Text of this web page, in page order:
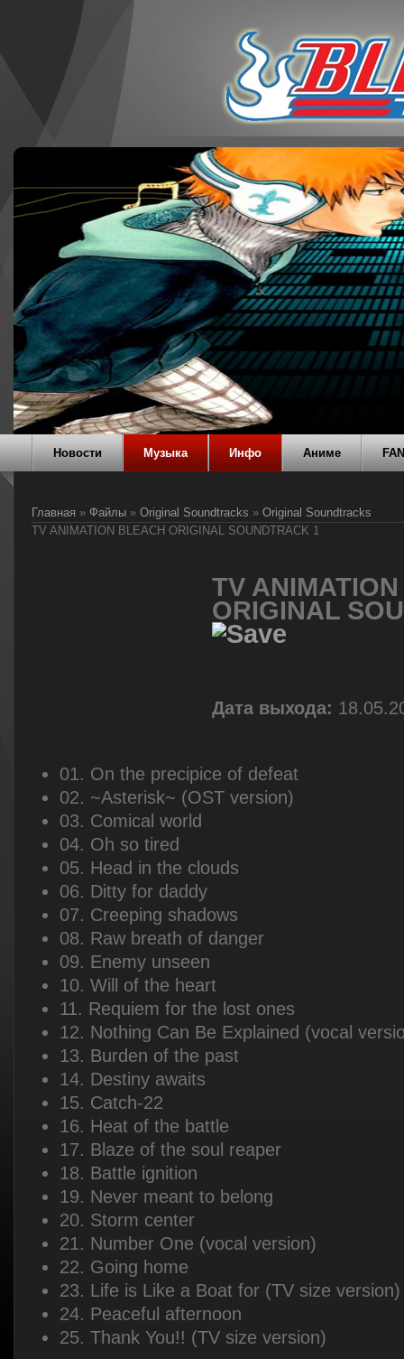
Новости Музыка Инфо Аниме
Главная » Файлы » Original Soundtracks » Original Soundtracks
TV ANIMATION BLEACH ORIGINAL SOUNDTRACK 1
TV
ORIGINAL
Дата выхода:
01. On the precipice of defeat
02. ~Asterisk~ (OST version)
03. Comical world
04. Oh so tired
05. Head in the clouds
06. Ditty for daddy
07. Creeping shadows
08. Raw breath of danger
09. Enemy unseen
10. Will of the heart
11. Requiem for the lost ones
12. Nothing Can Be Explained (vocal
13. Burden of the past
14. Destiny awaits
15. Catch-22
16. Heat of the battle
17. Blaze of the soul reaper
18. Battle ignition
19. Never meant to belong
20. Storm center
21. Number One (vocal version)
22. Going home
23. Life is Like a Boat for (TV size version)
24. Peaceful afternoon
25. Thank You!! (TV size version)